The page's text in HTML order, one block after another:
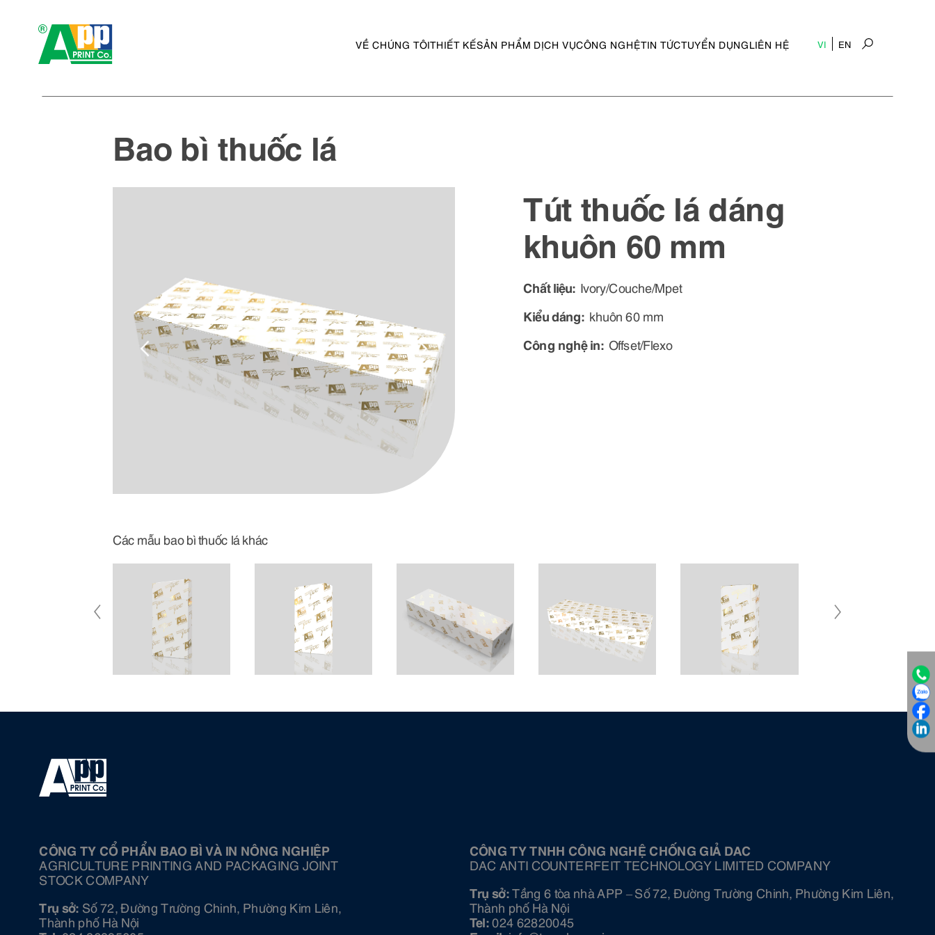
VỀ CHÚNG TÔITHIẾT KẾSẢN PHẨM DỊCH VỤCÔNG NGHỆTIN TỨCTUYỂN DỤNGLIÊN HỆ VI EN
Bao bì thuốc lá
Tút thuốc lá dáng
khuôn 60 mm
Chất liệu: Ivory/Couche/Mpet
Kiểu dáng: khuôn 60 mm
Công nghệ in: Offset/Flexo
Các mẫu bao bì thuốc lá khác
CÔNG TY CỔ PHẨN BAO BÌ VÀ IN NÔNG NGHIỆP
AGRICULTURE PRINTING AND PACKAGING JOINT
STOCK COMPANY
Trụ sở: Số 72, Đường Trường Chinh, Phường Kim Liên,
Thành phố Hà Nội
CÔNG TY TNHH CÔNG NGHỆ CHỐNG GIẢ DAC
DAC ANTI COUNTERFEIT TECHNOLOGY LIMITED COMPANY
Trụ sở:Tầng 6 tòa nhà APP – Số 72, Đường Trường Chinh, Phường Kim Liên,
Thành phố Hà Nội
Tel:024 62820045